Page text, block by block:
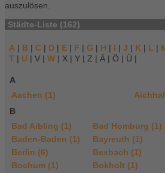
auszulösen.
Städte-Liste (162)
A | B | C | D | E | F | G | H | I | J | K | L |
T | U | V | W | X | Y | Z | Ä | Ö | Ü |
A
Aachen (1)
B
Bad Aibling (1)
Bad Homburg (1)
Baden-Baden (1)
Bayreuth (1)
Berlin (6)
Bexbach (1)
Bochum (1)
Bokholt (1)